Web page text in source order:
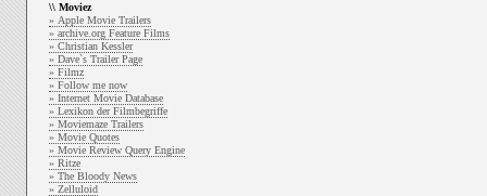
\\ Moviez
» Apple Movie Trailers
» archive.org Feature Films
» Christian Kessler
» Dave`s Trailer Page
» Filmz
» Follow me now
» Internet Movie Database
» Lexikon der Filmbegriffe
» Moviemaze Trailers
» Movie Quotes
» Movie Review Query Engine
» Ritze
» The Bloody News
» Zelluloid